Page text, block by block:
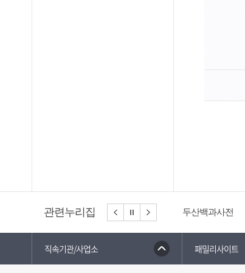
관련누리집 두산백과사전
직속기관/사업소 패밀리사이트